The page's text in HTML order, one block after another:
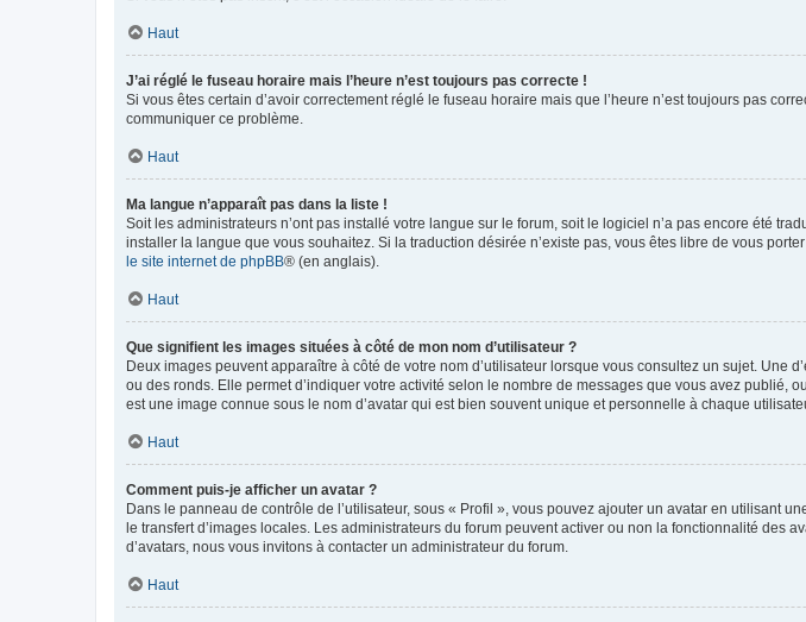
Haut
J’ai réglé le fuseau horaire mais l’heure n’est toujours pas correcte !
Si vous êtes certain d’avoir correctement réglé le fuseau horaire mais que l’heure n’est toujours pas
communiquer ce problème.
Haut
Ma langue n’apparaît pas dans la liste !
Soit les administrateurs n’ont pas installé votre langue sur le forum, soit le logiciel n’a pas encore été
installer la langue que vous souhaitez. Si la traduction désirée n’existe pas, vous êtes libre de vous
le site internet de phpBB® (en anglais).
Haut
Que signifient les images situées à côté de mon nom d’utilisateur ?
Deux images peuvent apparaître à côté de votre nom d’utilisateur lorsque vous consultez un sujet.
ou des ronds. Elle permet d’indiquer votre activité selon le nombre de messages que vous avez publié,
est une image connue sous le nom d’avatar qui est bien souvent unique et personnelle à chaque
Haut
Comment puis-je afficher un avatar ?
Dans le panneau de contrôle de l’utilisateur, sous « Profil », vous pouvez ajouter un avatar en utilisant
le transfert d’images locales. Les administrateurs du forum peuvent activer ou non la fonctionnalité des
d’avatars, nous vous invitons à contacter un administrateur du forum.
Haut